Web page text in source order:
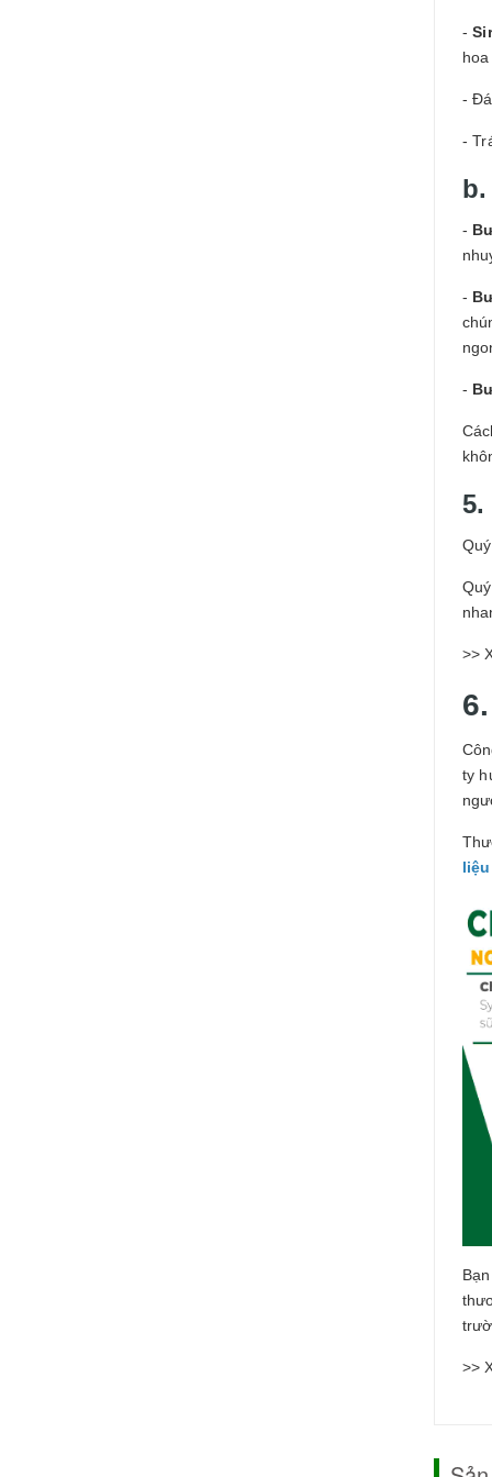
-
-
-
-
-
-
5.
>>
ty
>>